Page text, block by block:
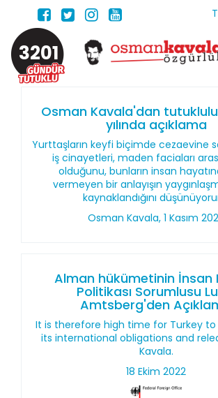
3201
Osman Kavala'dan
yılında açıklama
Yurttaşların keyfi biçimde cezaevine
iş cinayetleri, maden faciaları
olduğunu, bunların insan
vermeyen bir anlayışın
kaynaklandığını
Osman Kavala, 1 Kasım
Alman hükümetinin İnsan
Politikası Sorumlusu
Amtsberg'den
It is therefore high time for Turkey
its international obligations and
Kavala.
18 Ekim 2022